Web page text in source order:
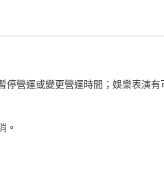
營運或變更營運時間；娛樂表演
。